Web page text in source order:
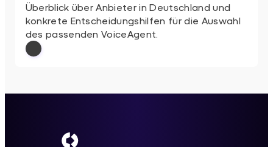
Überblick über Anbieter in Deutschland und
konkrete Entscheidungshilfen für die Auswahl
des passenden VoiceAgent.